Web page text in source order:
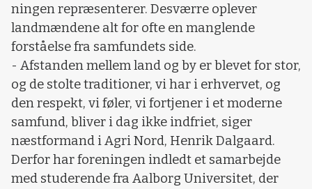
ningen repræsenterer. Desværre oplever
landmændene alt for ofte en manglende
forståelse fra samfundets side.
- Afstanden mellem land og by er blevet for stor,
og de stolte traditioner, vi har i erhvervet, og
den respekt, vi føler, vi fortjener i et moderne
samfund, bliver i dag ikke indfriet, siger
næstformand i Agri Nord, Henrik Dalgaard.
Derfor har foreningen indledt et samarbejde
med studerende fra Aalborg Universitet, der